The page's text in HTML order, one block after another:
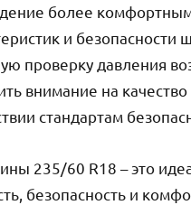
более
и безопасности
проверку давления
внимание на
стандартам
235/60 R18 – это
безопасность и